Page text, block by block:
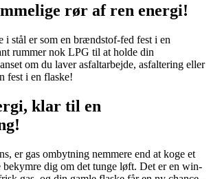
rør af ren energi!
i stål er som en brændstof-fed fest i en
rummer nok LPG til at holde din
om du laver asfaltarbejde, asfaltering eller
fest i en flaske!
klar til en
er gas ombytning nemmere end at koge et
dig om det tunge løft. Det er en win-